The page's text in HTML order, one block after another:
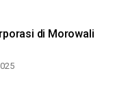
di Morowali